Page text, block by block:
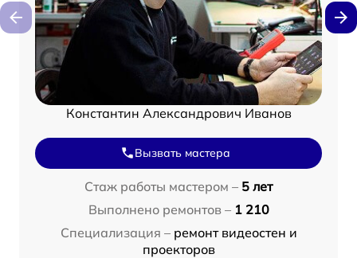
Константин Александрович Иванов
Вызвать мастера
Стаж работы мастером – 5 лет
Выполнено ремонтов – 1 210
Специализация – ремонт видеостен и
проекторов